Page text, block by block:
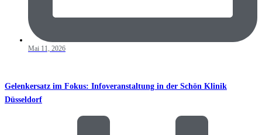
Mai 11, 2026
Gelenkersatz im Fokus: Infoveranstaltung in der Schön Klinik
Düsseldorf